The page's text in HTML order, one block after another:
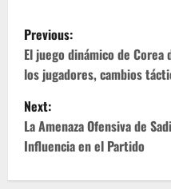
P
o
s
t
n
Previous:
El juego dinámico de
los jugadores, cambios
Next:
La Amenaza Ofensiva de
Influencia en el Partido